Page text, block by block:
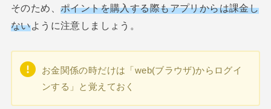
そのため、 ポイントを購入する際もアプリからは課金し
ないように注意しましょう。
お金関係の時だけは「web(ブラウザ)からログイ
ンする」と覚えておく